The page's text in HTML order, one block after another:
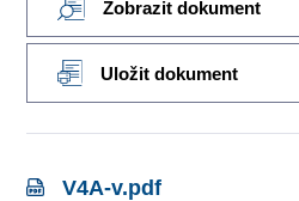
Zobrazit dokument
Uložit dokument
V4A-v.pdf